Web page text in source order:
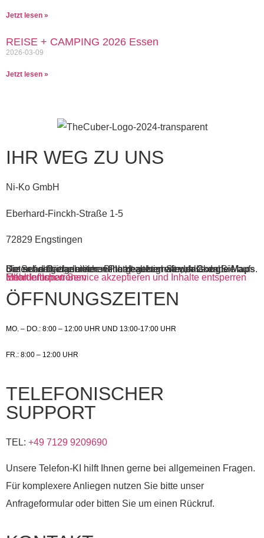
Jetzt lesen »
REISE + CAMPING 2026 Essen
2026-03-09
Jetzt lesen »
IHR WEG ZU UNS
Ni-Ko GmbH
Eberhard-Finckh-Straße 1-5
72829 Engstingen
Sie sehen gerade einen Platzhalterinhalt vonGoogle Maps
. Um auf den eigentlichen Inhalt zuzugreifen, klicken Sie auf die Schaltfläche unten. Bitte beachten Sie, dass dabei Daten an Drittanbieter weitergegeben werden.
Mehr Informationen
Inhalt entsperren
Erforderlichen Service akzeptieren und Inhalte entsperren
ÖFFNUNGSZEITEN
MO. – DO.: 8:00 – 12:00 UHR UND 13:00-17:00 UHR
FR.: 8:00 – 12:00 UHR
TELEFONISCHER
SUPPORT
TEL: +49 7129 9209690
Unsere Telefon-KI hilft Ihnen gerne bei allgemeinen Fragen.
Für komplexere Anliegen nutzen Sie bitte unser
Anfrageformular oder bitten Sie um einen Rückruf.